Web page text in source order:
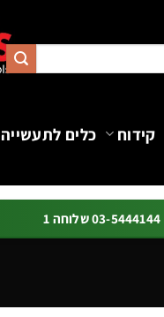
קידוח כלים לתעשייה